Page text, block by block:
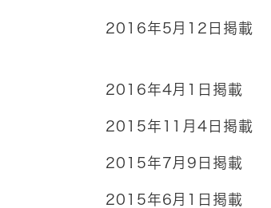
2016年5月12日掲載
2016年4月1日掲載
2015年11月4日掲載
2015年7月9日掲載
2015年6月1日掲載